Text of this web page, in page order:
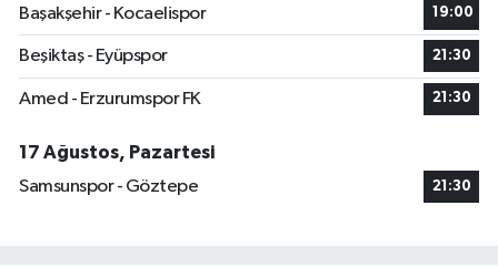
Başakşehir - Kocaelispor
19:00
Beşiktaş - Eyüpspor 21:30
Amed - Erzurumspor FK 21:30
17 Ağustos, Pazartesi
Samsunspor - Göztepe
21:30